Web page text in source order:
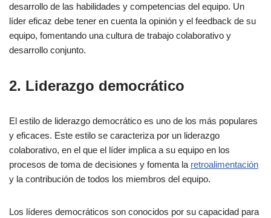
desarrollo de las habilidades y competencias del equipo. Un
líder eficaz debe tener en cuenta la opinión y el feedback de su
equipo, fomentando una cultura de trabajo colaborativo y
desarrollo conjunto.
2. Liderazgo democrático
El estilo de liderazgo democrático es uno de los más populares
y eficaces. Este estilo se caracteriza por un liderazgo
colaborativo, en el que el líder implica a su equipo en los
procesos de toma de decisiones y fomenta la retroalimentación
y la contribución de todos los miembros del equipo.
Los líderes democráticos son conocidos por su capacidad para